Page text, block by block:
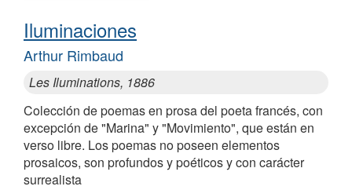
Iluminaciones
Arthur Rimbaud
Les Iluminations, 1886
Colección de poemas en prosa del poeta francés, con
excepción de "Marina" y "Movimiento", que están en
verso libre. Los poemas no poseen elementos
prosaicos, son profundos y poéticos y con carácter
surrealista